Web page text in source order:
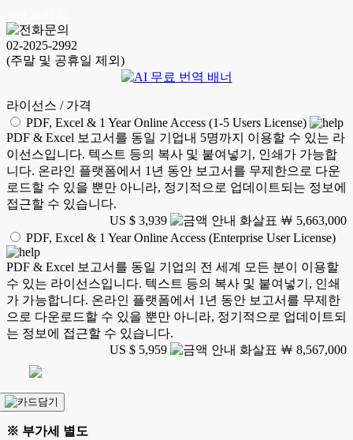
02-2025-2992
(주말 및 공휴일 제외)
라이선스 / 가격
PDF, Excel & 1 Year Online Access (1-5 Users License)
PDF & Excel 보고서를 동일 기업내 5명까지 이용할 수 있는 라
이선스입니다. 텍스트 등의 복사 및 붙여넣기, 인쇄가 가능합
니다. 온라인 플랫폼에서 1년 동안 보고서를 무제한으로 다운
로드할 수 있을 뿐만 아니라, 정기적으로 업데이트되는 정보에
접근할 수 있습니다.
US $ 3,939
￦ 5,663,000
PDF, Excel & 1 Year Online Access (Enterprise User License)
PDF & Excel 보고서를 동일 기업의 전 세계 모든 분이 이용할
수 있는 라이선스입니다. 텍스트 등의 복사 및 붙여넣기, 인쇄
가 가능합니다. 온라인 플랫폼에서 1년 동안 보고서를 무제한
으로 다운로드할 수 있을 뿐만 아니라, 정기적으로 업데이트되
는 정보에 접근할 수 있습니다.
US $ 5,959
￦ 8,567,000
※ 부가세 별도